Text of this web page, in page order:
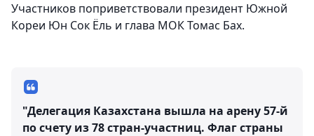
Участников поприветствовали президент Южной
Кореи Юн Сок Ёль и глава МОК Томас Бах.
"Делегация Казахстана вышла на арену 57-й
по счету из 78 стран-участниц. Флаг страны